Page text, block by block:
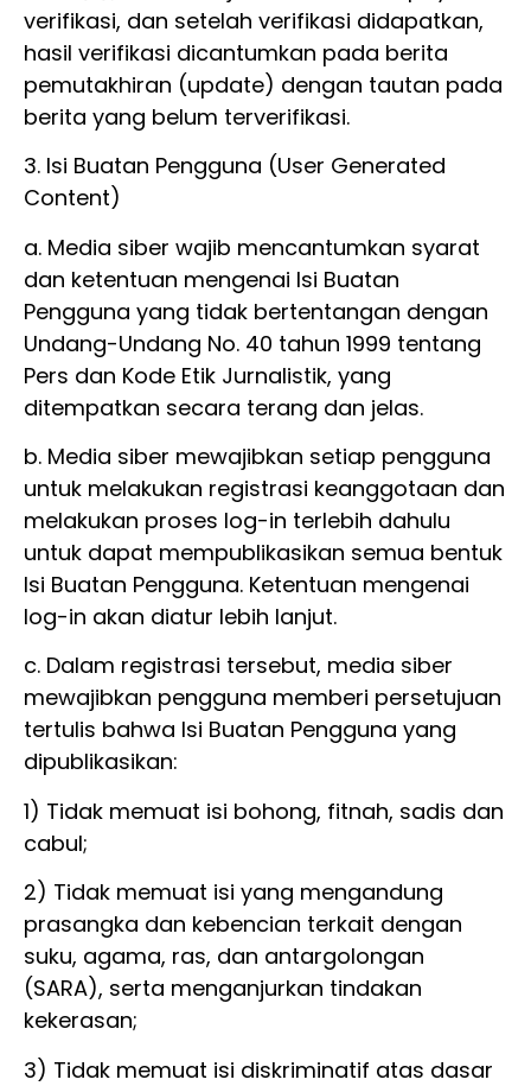
verifikasi, dan setelah verifikasi didapatkan,
hasil verifikasi dicantumkan pada berita
pemutakhiran (update) dengan tautan pada
berita yang belum terverifikasi.
3. Isi Buatan Pengguna (User Generated
Content)
a. Media siber wajib mencantumkan syarat
dan ketentuan mengenai Isi Buatan
Pengguna yang tidak bertentangan dengan
Undang-Undang No. 40 tahun 1999 tentang
Pers dan Kode Etik Jurnalistik, yang
ditempatkan secara terang dan jelas.
b. Media siber mewajibkan setiap pengguna
untuk melakukan registrasi keanggotaan dan
melakukan proses log-in terlebih dahulu
untuk dapat mempublikasikan semua bentuk
Isi Buatan Pengguna. Ketentuan mengenai
log-in akan diatur lebih lanjut.
c. Dalam registrasi tersebut, media siber
mewajibkan pengguna memberi persetujuan
tertulis bahwa Isi Buatan Pengguna yang
dipublikasikan:
1) Tidak memuat isi bohong, fitnah, sadis dan
cabul;
2) Tidak memuat isi yang mengandung
prasangka dan kebencian terkait dengan
suku, agama, ras, dan antargolongan
(SARA), serta menganjurkan tindakan
kekerasan;
3) Tidak memuat isi diskriminatif atas dasar